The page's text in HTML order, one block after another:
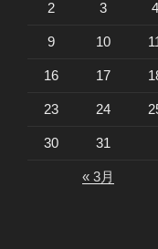
2 3 4
9 10
16 17
23 24
30 31
« 3月